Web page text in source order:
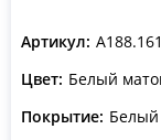
Артикул:
Цвет: Белый
Покрытие: